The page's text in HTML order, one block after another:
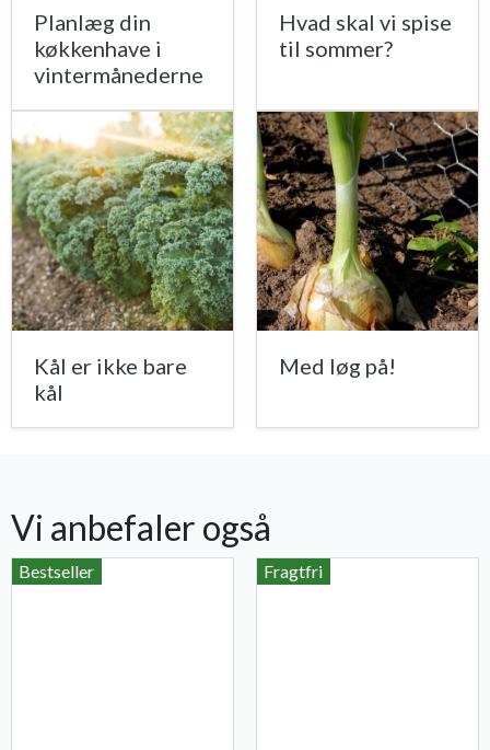
Planlæg din
køkkenhave i
vintermånederne
Hvad skal vi spise
til sommer?
Kål er ikke bare
kål
Med løg på!
Vi anbefaler også
Bestseller Fragtfri